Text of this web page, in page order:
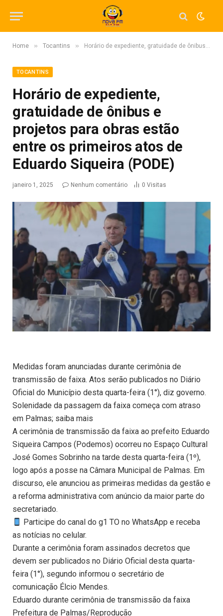
Home » Tocantins » Horário de expediente, gratuidade de ônibus e projetos para obras estão entre os primeiros atos de Eduardo Siqueira (PODE)
TOCANTINS
Horário de expediente,
gratuidade de ônibus e
projetos para obras estão
entre os primeiros atos de
Eduardo Siqueira (PODE)
janeiro 1, 2025 Nenhum comentário 0 Visitas
Medidas foram anunciadas durante cerimônia de
transmissão de faixa. Atos serão publicados no Diário
Oficial do Município desta quarta-feira (1°), diz governo.
Solenidade da passagem da faixa começa com atraso
em Palmas; saiba mais
A cerimônia de transmissão da faixa ao prefeito Eduardo
Siqueira Campos (Podemos) ocorreu no Espaço Cultural
José Gomes Sobrinho na tarde desta quarta-feira (1º),
logo após a posse na Câmara Municipal de Palmas. Em
discurso, ele anunciou as primeiras medidas da gestão e
a reforma administrativa com anúncio da maior parte do
secretariado.
Participe do canal do g1 TO no WhatsApp e receba
as notícias no celular.
Durante a cerimônia foram assinados decretos que
devem ser publicados no Diário Oficial desta quarta-
feira (1°), segundo informou o secretário de
comunicação Élcio Mendes.
Eduardo durante cerimônia de transmissão da faixa
Prefeitura de Palmas/Reprodução